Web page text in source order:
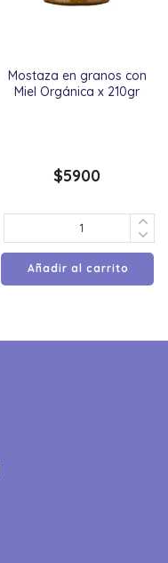
Mostaza en granos con
Miel Orgánica x 210gr
$5900
Añadir al carrito